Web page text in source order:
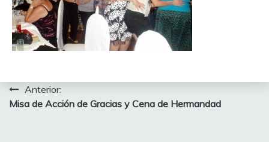
Navegación
de
Anterior:
Misa de Acción de Gracias y Cena de Hermandad